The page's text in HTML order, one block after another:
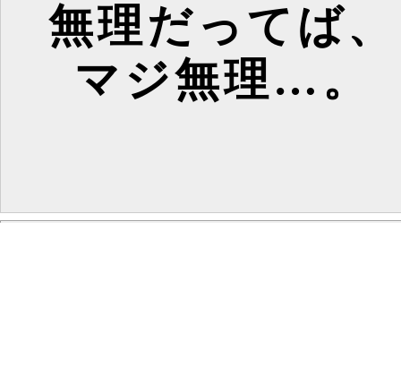
無理だってば、
マジ無理…。